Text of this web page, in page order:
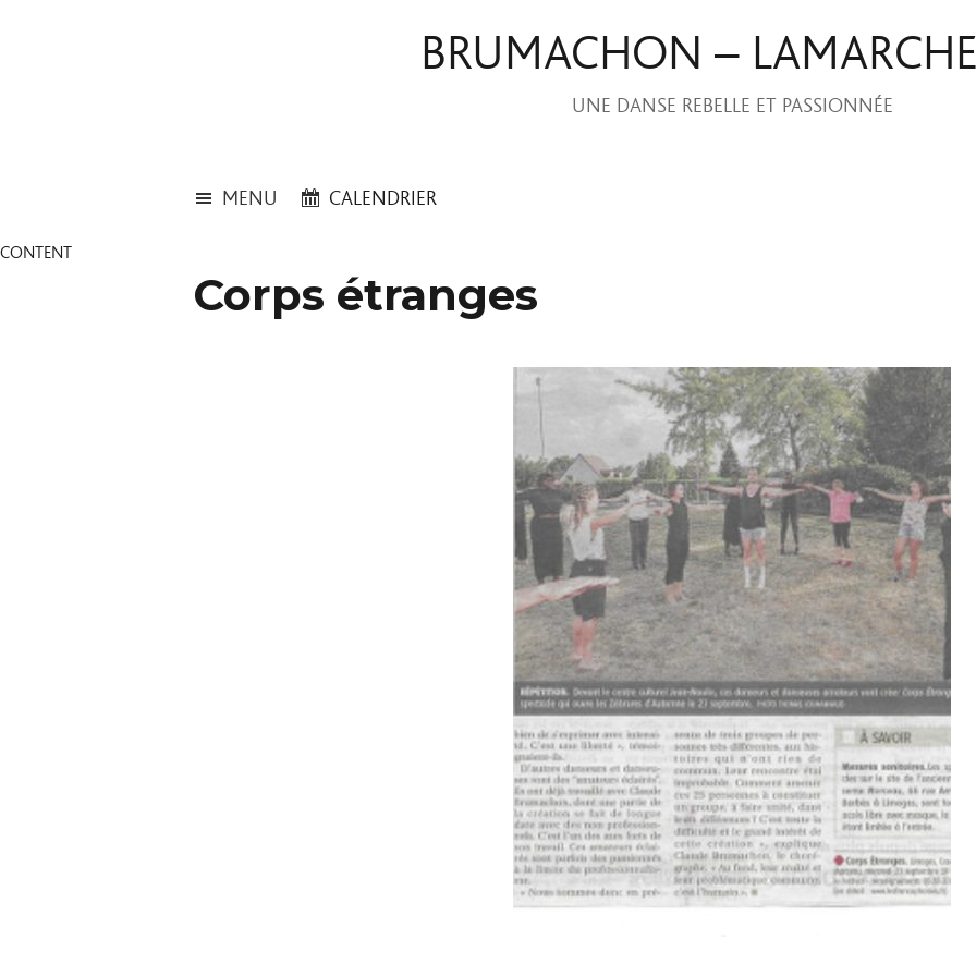
BRUMACHON –
UNE DANSE REBELLE ET PASSIONNÉE
MENU CALENDRIER
CONTENT
Corps étranges